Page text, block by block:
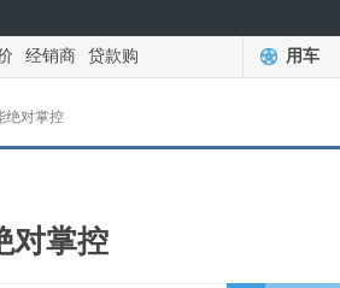
经销商 贷款购 用车
绝对掌控
对掌控